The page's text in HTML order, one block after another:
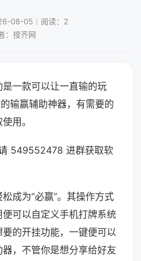
08-05｜阅读：2
：搜齐网
一款可以让一直输的玩
输赢辅助神器，有需要的
用。
549552478 进群获取软
成为“必赢”。其操作方式
可以自定义手机打牌系统
的开挂功能，一键便可以
，不管你是想分享给好友